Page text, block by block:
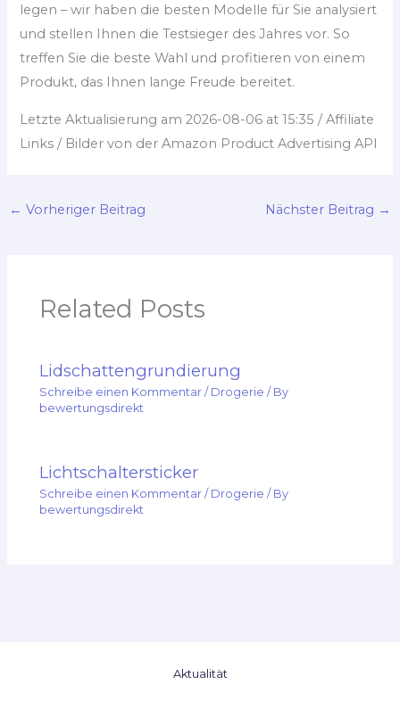
legen – wir haben die besten Modelle für Sie analysiert
und stellen Ihnen die Testsieger des Jahres vor. So
treffen Sie die beste Wahl und profitieren von einem
Produkt, das Ihnen lange Freude bereitet.
Letzte Aktualisierung am 2026-08-06 at 15:35 / Affiliate
Links / Bilder von der Amazon Product Advertising API
← Vorheriger Beitrag Nächster Beitrag →
Related Posts
Lidschattengrundierung
Schreibe einen Kommentar / Drogerie / By
bewertungsdirekt
Lichtschaltersticker
Schreibe einen Kommentar / Drogerie / By
bewertungsdirekt
Aktualität